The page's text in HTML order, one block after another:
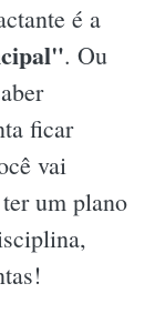
é a
. Ou
ficar
vai
um plano